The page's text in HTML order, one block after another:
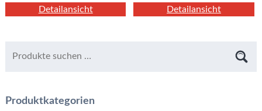
Detailansicht Detailansicht
Produktkategorien